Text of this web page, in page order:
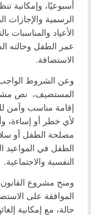
أسبوعيًا، وإمكانية
الرسمية والإجازات
الأعياد والمناسبات
عمر الطفل وحالته
الاستضافة.
وعن الشروط
المستضيف، نص
إقامة مناسب وآمن
لأي خطر أو إساءة،
مصلحة الطفل أو
الطفل في المواعيد
النفسية والاجتماعية.
ومنح مشروع
الموافقة على
حالة، مع إمكانية